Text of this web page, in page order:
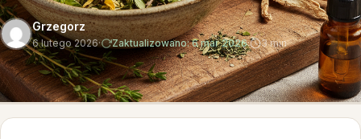
Grzegorz
6 lutego 2026· Zaktualizowano: 6 mar 2026· 3 min